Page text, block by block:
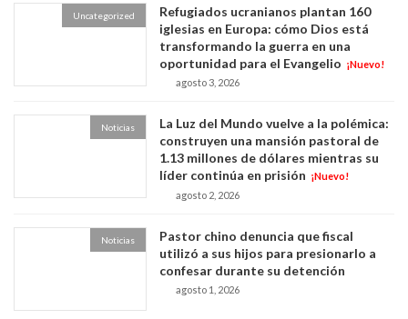
Uncategorized
Refugiados ucranianos plantan 160
iglesias en Europa: cómo Dios está
transformando la guerra en una
oportunidad para el Evangelio ¡Nuevo!
agosto 3, 2026
Noticias
La Luz del Mundo vuelve a la polémica:
construyen una mansión pastoral de
1.13 millones de dólares mientras su
líder continúa en prisión ¡Nuevo!
agosto 2, 2026
Noticias
Pastor chino denuncia que fiscal
utilizó a sus hijos para presionarlo a
confesar durante su detención
agosto 1, 2026